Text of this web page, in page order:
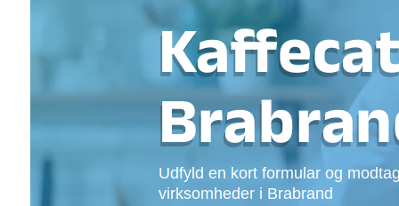
Hårde hvidevare
Hjælp til mobil, pc,
Installation af
Møbelsamling og
Ophængning af
Opsætning af
Tunge løft
Udfyld en kort formular og
virksomheder i Brabrand